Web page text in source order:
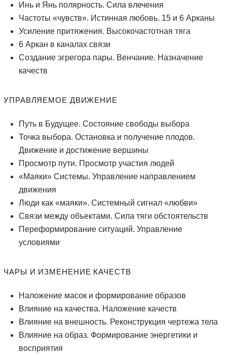
Инь и Янь полярность. Сила влечения
Частоты «чувств». Истинная любовь. 15 и 6 Арканы
Усиление притяжения. Высокочастотная тяга
6 Аркан в каналах связи
Создание эгрегора пары. Венчание. Назначение
качеств
УПРАВЛЯЕМОЕ ДВИЖЕНИЕ
Путь в Будущее. Состояние свободы выбора
Точка выбора. Остановка и получение плодов.
Движение и достижение вершины
Просмотр пути. Просмотр участия людей
«Маяки» Системы. Управление направлением
движения
Люди как «маяки». Системный сигнал «любви»
Связи между объектами. Сила тяги обстоятельств
Переформирование ситуаций. Управление
условиями
ЧАРЫ И ИЗМЕНЕНИЕ КАЧЕСТВ
Наложение масок и формирование образов
Влияние на качества. Наложение качеств
Влияние на внешность. Реконструкция чертежа тела
Влияние на образ. Формирование энергетики и
восприятия